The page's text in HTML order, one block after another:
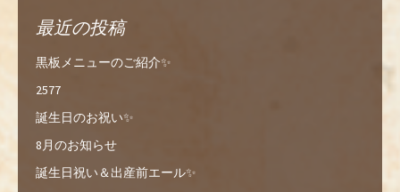
最近の投稿
黒板メニューのご紹介✨
2577
誕生日のお祝い✨
8月のお知らせ
誕生日祝い＆出産前エール✨